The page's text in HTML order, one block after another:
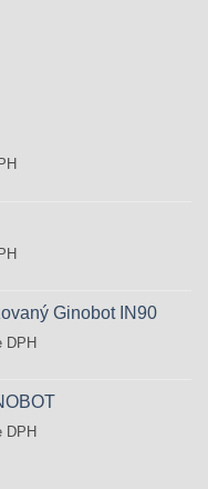
Ginobot IN90
DPH
DPH